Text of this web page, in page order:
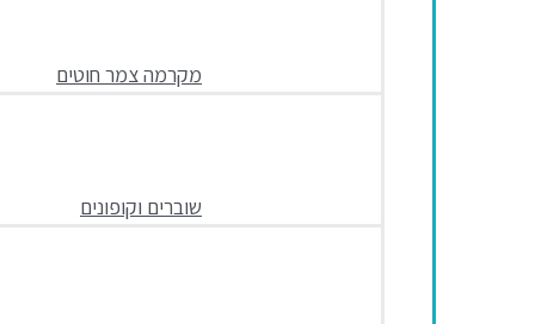
מקרמה צמר חוטים
שוברים וקופונים